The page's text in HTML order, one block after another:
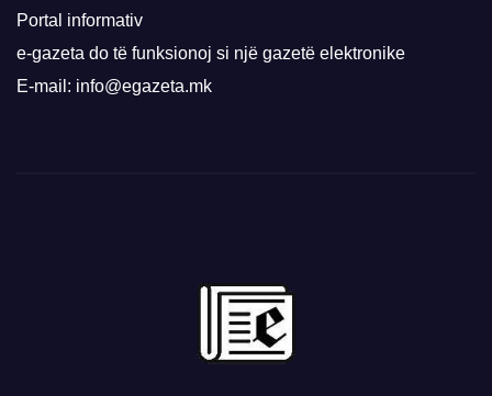
Portal informativ
e-gazeta do të funksionoj si një gazetë elektronike
E-mail: info@egazeta.mk